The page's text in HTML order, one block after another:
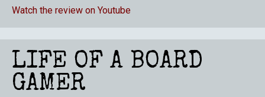
Watch the review on Youtube
LIFE OF A BOARD
GAMER